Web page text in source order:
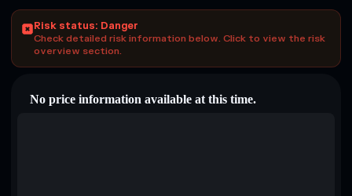
Risk status: Danger
Check detailed risk information below. Click to view the risk
overview section.
No price information available at this time.